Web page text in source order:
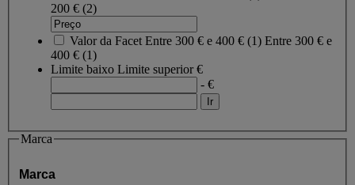
200 € (2)
Valor da Facet Entre 300 € e 400 € (1) Entre 300 € e
400 € (1)
Limite baixo Limite superior€
- €
Marca
Marca